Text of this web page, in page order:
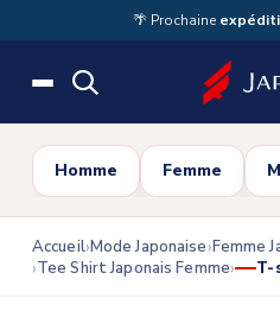
Skip to main content🌴 Prochaine
Homme Femme
Accueil Mode Japonaise Femme
Tee Shirt Japonais Femme
T-